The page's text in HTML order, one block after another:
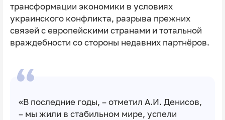
трансформации экономики в условиях
украинского конфликта, разрыва прежних
связей с европейскими странами и тотальной
враждебности со стороны недавних партнёров.
«В последние годы, – отметил А.И. Денисов,
– мы жили в стабильном мире, успели